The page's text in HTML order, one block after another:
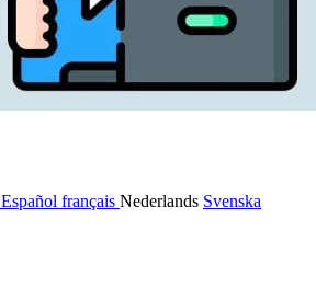
Español français Nederlands Svenska